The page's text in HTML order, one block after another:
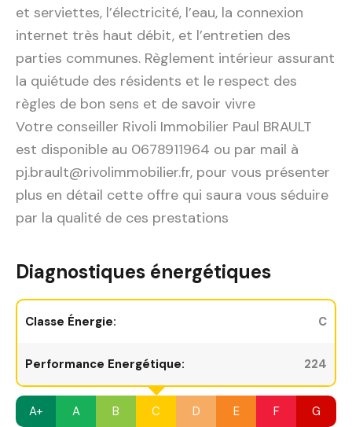
et serviettes, l’électricité, l’eau, la connexion
internet très haut débit, et l’entretien des
parties communes. Règlement intérieur assurant
la quiétude des résidents et le respect des
règles de bon sens et de savoir vivre
Votre conseiller Rivoli Immobilier Paul BRAULT
est disponible au 0678911964 ou par mail à
pj.brault@rivolimmobilier.fr, pour vous présenter
plus en détail cette offre qui saura vous séduire
par la qualité de ces prestations
Diagnostiques énergétiques
Classe Énergie: C
Performance Energétique: 224
A+ A B C D E F G